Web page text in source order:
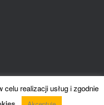
realizacji usług i zgodnie